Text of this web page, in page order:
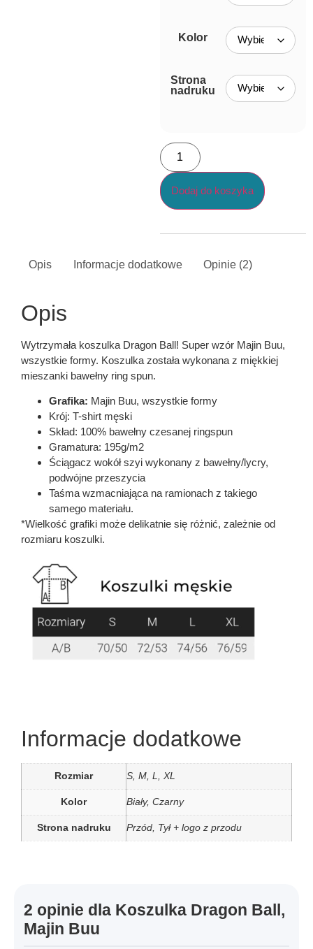
Kolor
Strona
nadruku
Dodaj do koszyka
Opis Informacje dodatkowe Opinie (2)
Opis
Wytrzymała koszulka Dragon Ball! Super wzór Majin Buu,
wszystkie formy. Koszulka została wykonana z miękkiej
mieszanki bawełny ring spun.
Grafika: Majin Buu, wszystkie formy
Krój: T-shirt męski
Skład: 100% bawełny czesanej ringspun
Gramatura: 195g/m2
Ściągacz wokół szyi wykonany z bawełny/lycry,
podwójne przeszycia
Taśma wzmacniająca na ramionach z takiego
samego materiału.
*Wielkość grafiki może delikatnie się różnić, zależnie od
rozmiaru koszulki.
Informacje dodatkowe
Rozmiar S, M, L, XL
Kolor Biały, Czarny
Strona nadruku Przód, Tył + logo z przodu
2 opinie dla Koszulka Dragon Ball,
Majin Buu